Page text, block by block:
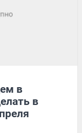
в
в